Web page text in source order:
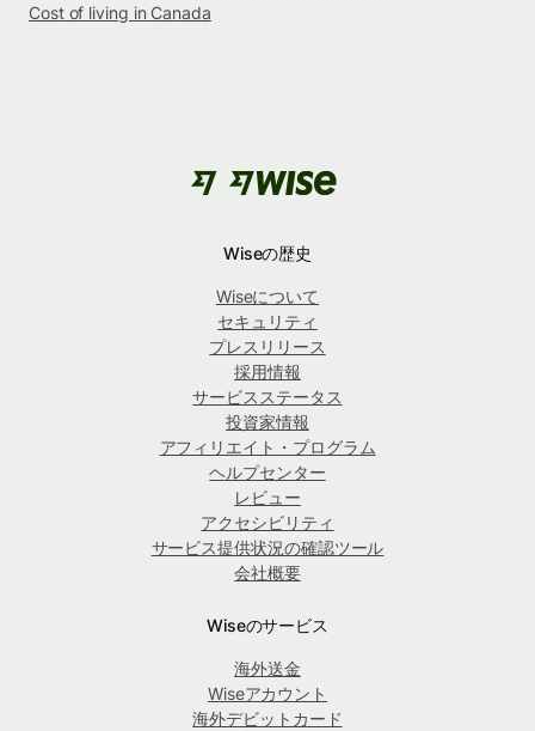
Cost of living in Canada
Wiseの歴史
Wiseについて
セキュリティ
プレスリリース
採用情報
サービスステータス
投資家情報
アフィリエイト・プログラム
ヘルプセンター
レビュー
アクセシビリティ
サービス提供状況の確認ツール
会社概要
Wiseのサービス
海外送金
Wiseアカウント
海外デビットカード